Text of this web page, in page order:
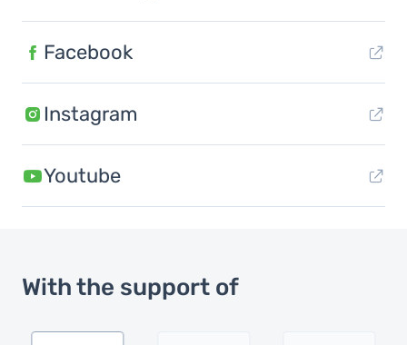
Facebook
Instagram
Youtube
With the support of